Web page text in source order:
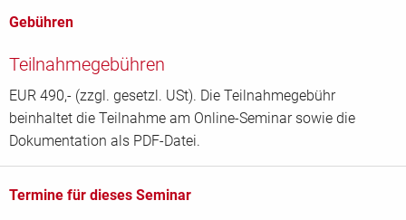
Gebühren
Teilnahmegebühren
EUR 490,- (zzgl. gesetzl. USt). Die Teilnahmegebühr
beinhaltet die Teilnahme am Online-Seminar sowie die
Dokumentation als PDF-Datei.
Termine für dieses Seminar